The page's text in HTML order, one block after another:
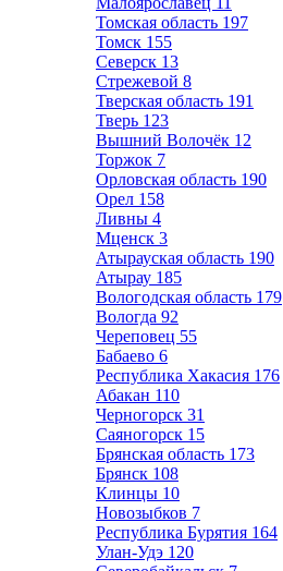
Томская область 197
Томск 155
Северск 13
Стрежевой 8
Тверская область 191
Тверь 123
Вышний Волочёк 12
Торжок 7
Орловская область 190
Орел 158
Ливны 4
Мценск 3
Атырауская область 190
Атырау 185
Вологодская область 179
Вологда 92
Череповец 55
Бабаево 6
Республика Хакасия 176
Абакан 110
Черногорск 31
Саяногорск 15
Брянская область 173
Брянск 108
Клинцы 10
Новозыбков 7
Республика Бурятия 164
Улан-Удэ 120